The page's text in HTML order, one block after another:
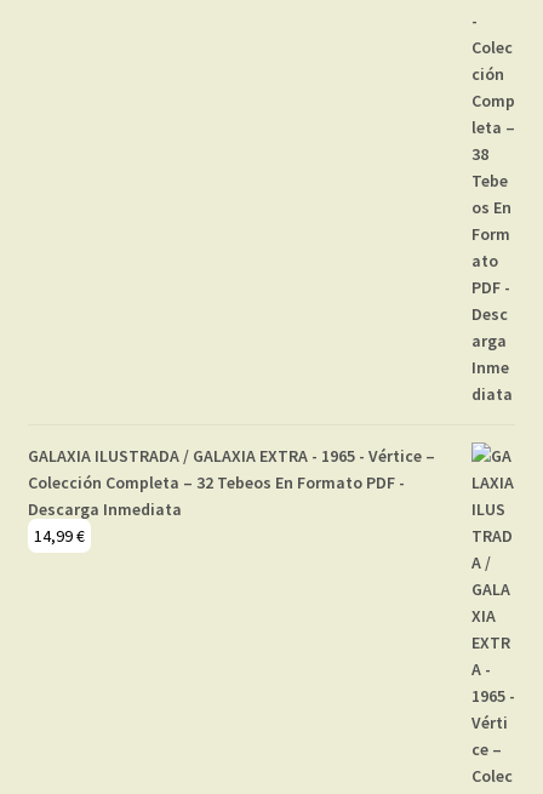
GALAXIA ILUSTRADA / GALAXIA EXTRA - 1965 - Vértice –
Colección Completa – 32 Tebeos En Formato PDF -
Descarga Inmediata
14,99€